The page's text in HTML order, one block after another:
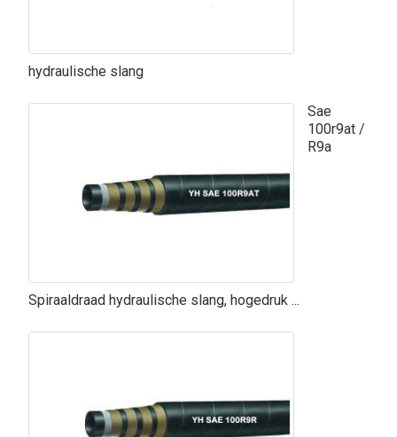
hydraulische slang
Sae
100r9at /
R9a
Spiraaldraad hydraulische slang, hogedruk ...